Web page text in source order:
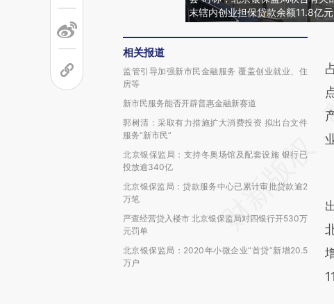
末辖内创业担保贷款余额11.8亿
相关报道
监管引导加强新市民金融服务 覆盖创业就业、住
房等
新市民服务能否开辟普惠金融新赛道
郭树清：采取有力措施扩大消费投资 拟出台文件
服务“新市民”
北京银保监局：支持冬奥场馆及配套设施 银行已
投放逾340亿
北京银保监局：贷款服务中心已累计审批贷款逾2
万笔
严查经营贷入楼市 北京银保监局对四银行开530万
元罚单
北京银保监局：2020年小微企业“首贷”新增20.5
万户